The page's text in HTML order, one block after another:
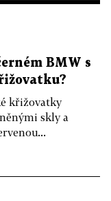
BMW s
křižovatky
skly a